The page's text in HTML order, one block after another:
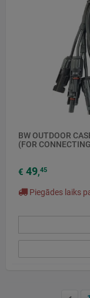
BW OUTDOOR
(FOR
€ 49,45
Piegādes laiks